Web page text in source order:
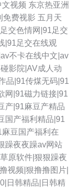
文视频 东京热亚洲
免费视影 五月天
交色情网|91足交
|91足交在线观
不卡在线中文|av
影院|AV成人动
品|91传煤无码|91
网|91磁力链接|91
产|91麻豆产精品
国产福利精品|91
豆国产福利在
躁夜夜躁av网站
原软件|狠狠躁夜
视频|狠撸撸图片|
日韩精品|日韩精